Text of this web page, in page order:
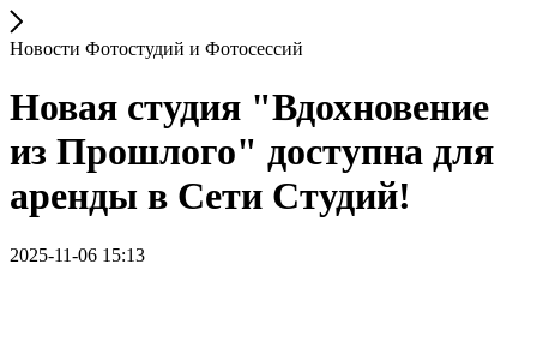
Новости Фотостудий и Фотосессий
Новая студия "Вдохновение
из Прошлого" доступна для
аренды в Сети Студий!
2025-11-06 15:13